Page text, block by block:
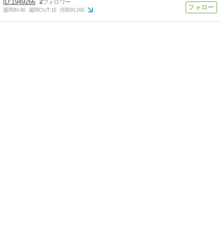
1949266 2
週間IN:60 週間OUT:15 月間IN:260